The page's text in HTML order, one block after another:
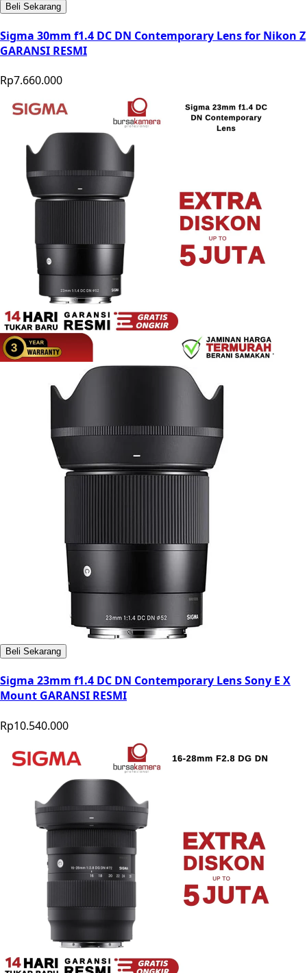
Beli Sekarang
Sigma 30mm f1.4 DC DN Contemporary Lens for Nikon Z
GARANSI RESMI
Rp7.660.000
Beli Sekarang
Sigma 23mm f1.4 DC DN Contemporary Lens Sony E X
Mount GARANSI RESMI
Rp10.540.000